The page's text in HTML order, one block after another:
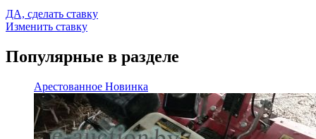
ДА, сделать ставку
Изменить ставку
Популярные в разделе
Арестованное Новинка